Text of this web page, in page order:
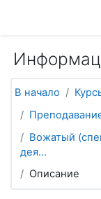
В начало
Вожатый
дея...
Описание